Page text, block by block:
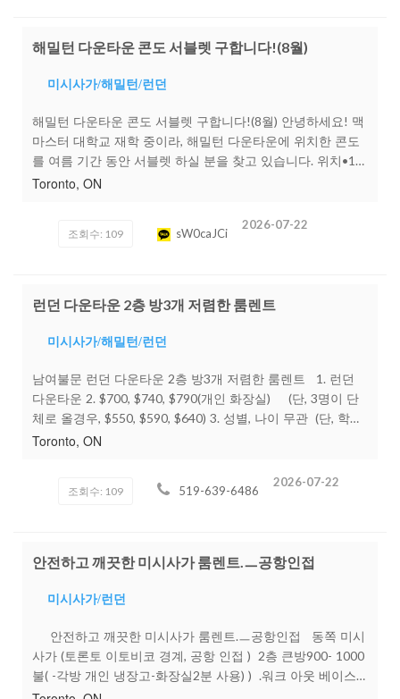
market,Metro 등 대형마트가 있어 편리함이 배가 되는 지역
다.감사합니다.416-723-1644647-208-7728카톡아이디 :
주 작은방 590불, 민박 40불반지하 큰 방 780불 , 민박50불
해밀턴 다운타운 콘도 서블렛 구합니다!(8월)
미시사가/해밀턴/런던
해밀턴 다운타운 콘도 서블렛 구합니다!(8월) 안녕하세요! 맥
마스터 대학교 재학 중이라, 해밀턴 다운타운에 위치한 콘도
를 여름 기간 동안 서블렛 하실 분을 찾고 있습니다. 위치•1
Jarvis St, Hamilton, ON L8R 0A8•다운타운 중심 / 생활 편리
• 8월 (기간 조율 가능하면 문의 주세요) 연락처 •343-368-
Toronto, ON
조회수: 109 sW0caJCi
2026-07-22
런던 다운타운 2층 방3개 저렴한 룸렌트
미시사가/해밀턴/런던
남여불문 런던 다운타운 2층 방3개 저렴한 룸렌트 1. 런던
다운타운 2. $700, $740, $790(개인 화장실) (단, 3명이 단
체로 올경우, $550, $590, $640) 3. 성별, 나이 무관 (단, 학생
일 경우만 가능) 4. 문의: 519-639-6486(문자 주시면 연락 드
웨스턴 대학까지 버스로 20분, 펜쇼 컬리지까지 버스로 40분
Toronto, ON
조회수: 109 519-639-6486
2026-07-22
안전하고 깨끗한 미시사가 룸렌트.ㅡ공항인접
미시사가/런던
사가 (토론토 이토비코 경계, 공항 인접 ) 2층 큰방900- 1000
불( -각방 개인 냉장고-화장실2분 사용) ) .워크 아웃 베이스
먼트 출입구 별도(실내 개인 화장실)렌트합니다 환경 문제 비